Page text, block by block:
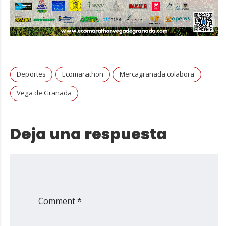
Deportes Ecomarathon Mercagranada colabora
Vega de Granada
Deja una respuesta
Comment *